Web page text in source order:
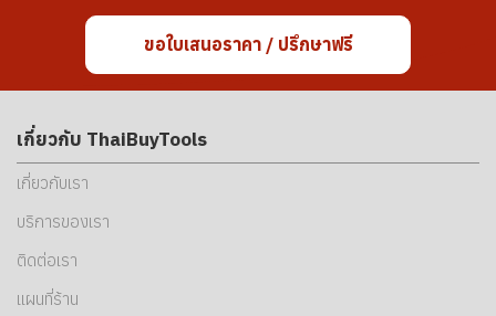
ขอใบเสนอราคา / ปรึกษาฟรี
เกี่ยวกับ ThaiBuyTools
เกี่ยวกับเรา
บริการของเรา
ติดต่อเรา
แผนที่ร้าน